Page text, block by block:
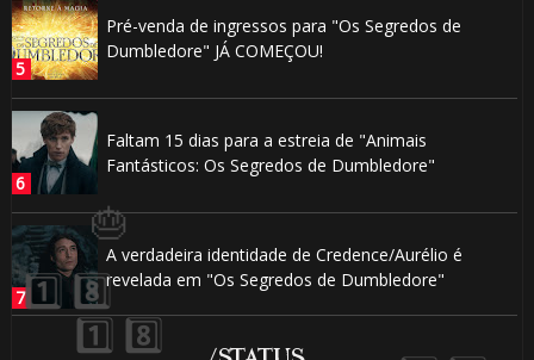
Pré-venda de ingressos para "Os Segredos de
Dumbledore" JÁ COMEÇOU!
Faltam 15 dias para a estreia de "Animais
Fantásticos: Os Segredos de Dumbledore"
A verdadeira identidade de Credence/Aurélio é
revelada em "Os Segredos de Dumbledore"